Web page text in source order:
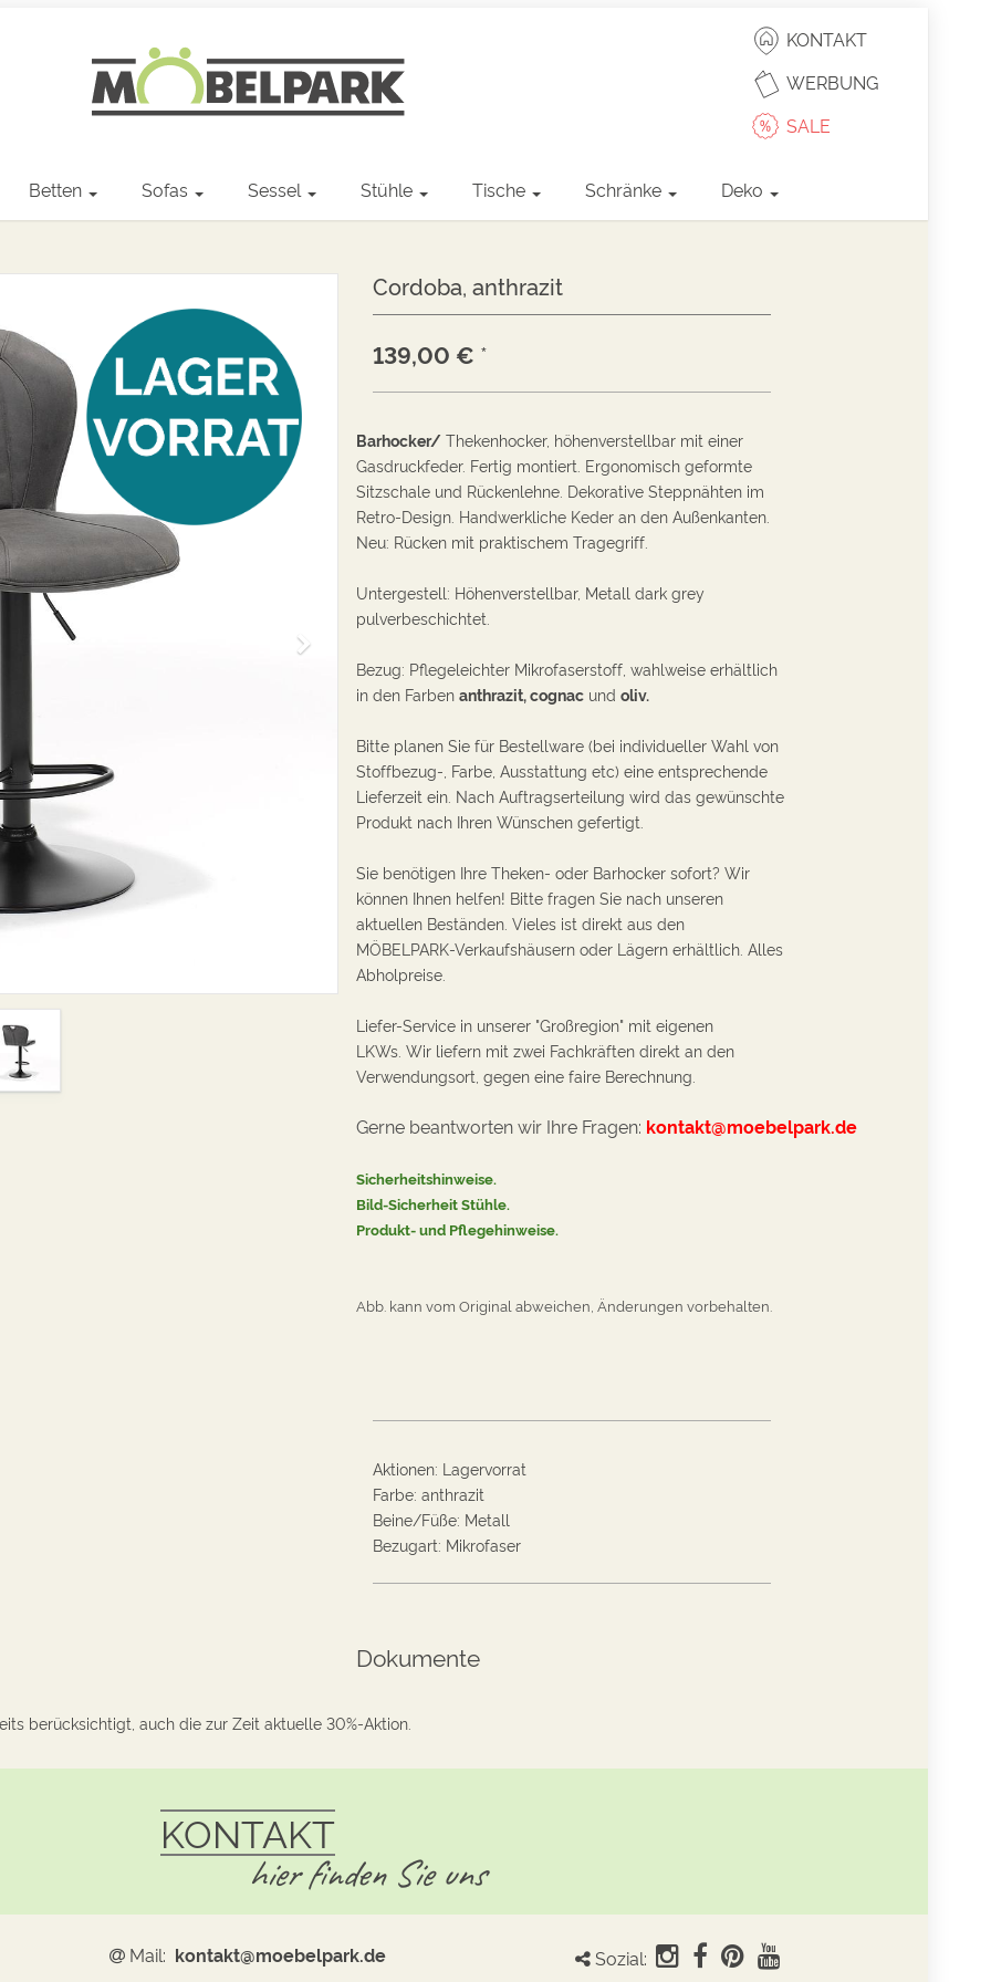
KONTAKT
WERBUNG
SALE
Betten Sofas Sessel Stühle Tische Schränke Deko
W
Cordoba, anthrazit
139,00 € *
Barhocker/ Thekenhocker, höhenverstellbar mit einer
Gasdruckfeder. Fertig montiert. Ergonomisch geformte
Sitzschale und Rückenlehne. Dekorative Steppnähten im
Retro-Design. Handwerkliche Keder an den Außenkanten.
Neu: Rücken mit praktischem Tragegriff.
Untergestell: Höhenverstellbar, Metall dark grey
pulverbeschichtet.
Bezug: Pflegeleichter Mikrofaserstoff, wahlweise erhältlich
in den Farben anthrazit, cognacund oliv.
Bitte planen Sie für Bestellware (bei individueller Wahl von
Stoffbezug-, Farbe, Ausstattung etc) eine entsprechende
Lieferzeit ein. Nach Auftragserteilung wird das gewünschte
Produkt nach Ihren Wünschen gefertigt.
Sie benötigen Ihre Theken- oder Barhocker sofort? Wir
können Ihnen helfen! Bitte fragen Sie nach unseren
aktuellen Beständen. Vieles ist direkt aus den
MÖBELPARK-Verkaufshäusern oder Lägern erhältlich. Alles
Abholpreise.
Liefer-Servicein unserer "Großregion" mit eigenen
LKWs. Wir liefern mit zwei Fachkräften direkt an den
Verwendungsort, gegen eine faire Berechnung.
Gerne beantworten wir Ihre Fragen: kontakt@moebelpark.de
Sicherheitshinweise.
Bild-Sicherheit Stühle.
Produkt- und Pflegehinweise.
Abb. kann vom Original abweichen, Änderungen vorbehalten.
Aktionen: Lagervorrat
Farbe: anthrazit
Beine/Füße: Metall
Bezugart: Mikrofaser
Dokumente
berücksichtigt, auch die zur Zeit aktuelle 30%-Aktion.
KONTAKT
hier finden Sie uns
Mail: kontakt@moebelpark.de Sozial: